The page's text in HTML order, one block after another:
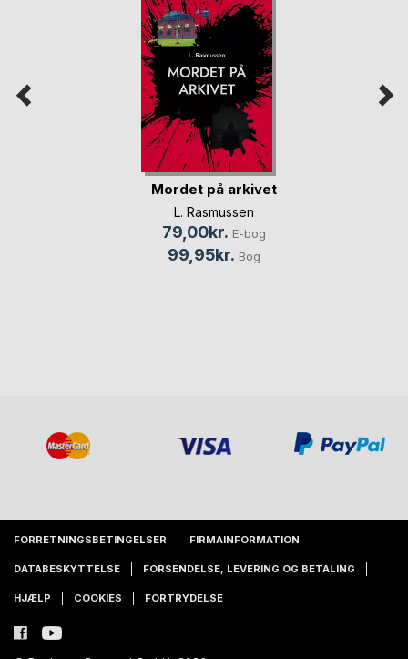
Mordet på arkivet
L. Rasmussen
79,00kr. E-bog
99,95kr. Bog
FORRETNINGSBETINGELSER FIRMAINFORMATION
DATABESKYTTELSE FORSENDELSE, LEVERING OG BETALING
HJÆLP COOKIES FORTRYDELSE